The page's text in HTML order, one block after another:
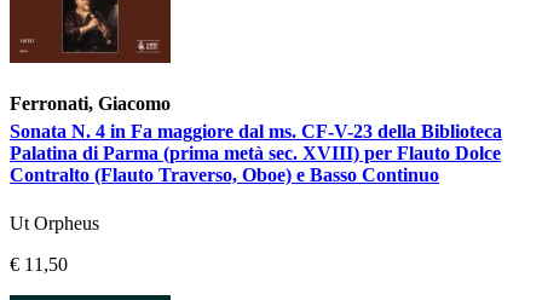
Ferronati, Giacomo
Sonata N. 4 in Fa maggiore dal ms. CF-V-23 della Biblioteca
Palatina di Parma (prima metà sec. XVIII) per Flauto Dolce
Contralto (Flauto Traverso, Oboe) e Basso Continuo
Ut Orpheus
€ 11,50